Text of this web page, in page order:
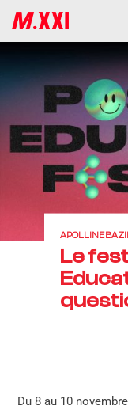
APOLLINE
Le
Du 8 au 10